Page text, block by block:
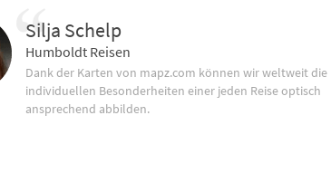
Silja Schelp
Humboldt Reisen
Dank der Karten von mapz.com können wir weltweit die
individuellen Besonderheiten einer jeden Reise optisch
ansprechend abbilden.